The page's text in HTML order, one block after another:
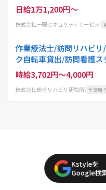
日給1万1,200円～
株式会社一陽セキュリティサービス
作業療法士/訪問リハビ
ク自転車貸出/訪問看護ス
時給3,702円～4,000円
株式会社総合リハビリ研究所 千葉県
Kstyleを
Google検